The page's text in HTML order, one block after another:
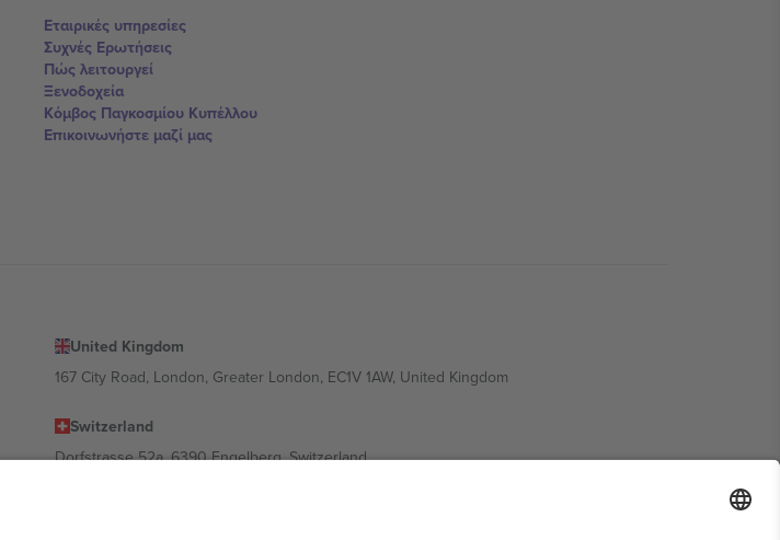
Εταιρικές υπηρεσίες
Συχνές Ερωτήσεις
Πώς λειτουργεί
Ξενοδοχεία
Κόμβος Παγκοσμίου Κυπέλλου
Επικοινωνήστε μαζί μας
United Kingdom
167 City Road, London, Greater London, EC1V 1AW, United Kingdom
Switzerland
Dorfstrasse 52a, 6390 Engelberg, Switzerland